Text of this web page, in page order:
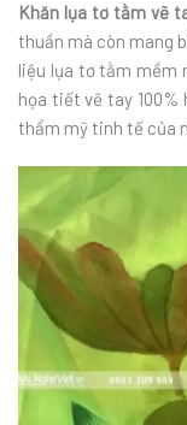
Khăn lụa tơ tằm vẽ
thuần mà còn mang
liệu lụa tơ tằm mềm
họa tiết vẽ tay 100%
thẩm mỹ tinh tế của